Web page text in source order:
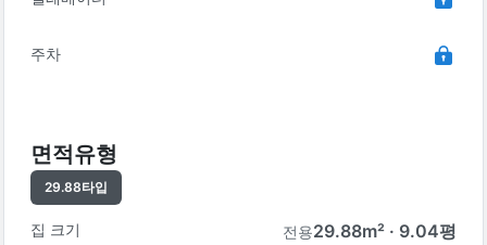
주차
면적유형
29.88타입
집 크기 전용29.88m² · 9.04평